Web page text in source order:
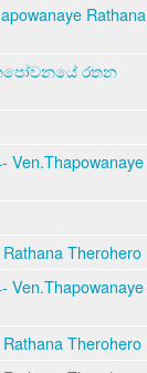
Rathana
තපෝවනයේ රතන
Therohero
Therohero